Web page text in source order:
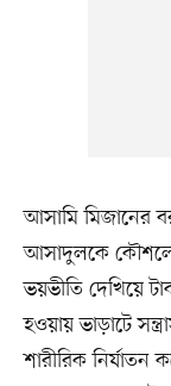
আসামি মিজানের
আসাদুলকে কৌশলে
ভয়ভীতি দেখিয়ে
হওয়ায় ভাড়াটে
শারীরিক নির্যাতন